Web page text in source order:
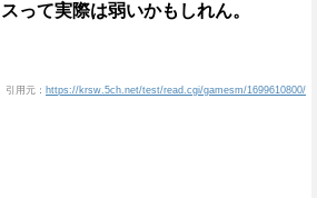
って実際は弱いかもしれん。
引用元： https://krsw.5ch.net/test/read.cgi/gamesm/1699610800/